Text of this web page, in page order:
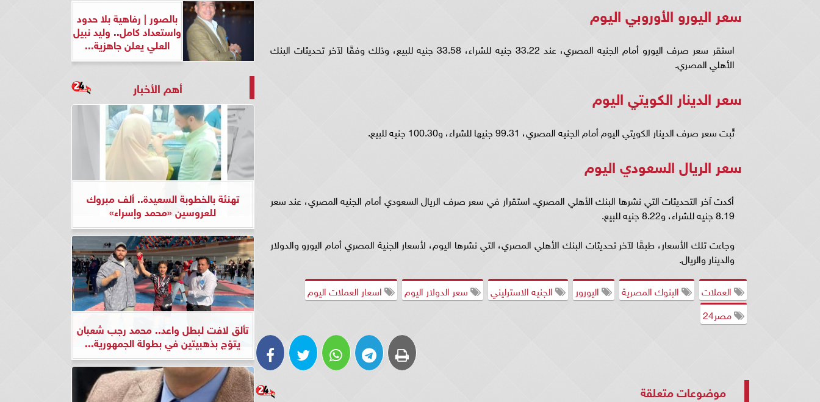
سعر اليورو الأوروبي اليوم
استقر سعر صرف اليورو أمام الجنيه المصري، عند 33.22 جنيه للشراء، 33.58 جنيه للبيع، وذلك وفقًا لآخر تحديثات البنك
الأهلي المصري.
سعر الدينار الكويتي اليوم
ثًبت سعر صرف الدينار الكويتي اليوم أمام الجنيه المصري، 99.31 جنيها للشراء، و100.30 جنيه للبيع.
سعر الريال السعودي اليوم
أكدت آخر التحديثات التي نشرها البنك الأهلي المصري. استقرار في سعر صرف الريال السعودي أمام الجنيه المصري، عند سعر
8.19 جنيه للشراء، و8.22 جنيه للبيع.
وجاءت تلك الأسعار، طبقًا لآخر تحديثات البنك الأهلي المصري، التي نشرها اليوم، لأسعار الجنية المصري أمام اليورو والدولار
والدينار والريال.
العملات
البنوك المصرية اليورور الجنيه الاسترليني سعر الدولار اليوم
اسعار العملات اليوم
مصر24
موضوعات متعلقة
بالصور | رفاهية بلا حدود
واستعداد كامل.. وليد نبيل
العلي يعلن جاهزية...
أهم الأخبار
تهنئة بالخطوبة السعيدة.. ألف مبروك
للعروسين «محمد وإسراء»
تألق لافت لبطل واعد.. محمد رجب شعبان
يتوّج بذهبيتين في بطولة الجمهورية...